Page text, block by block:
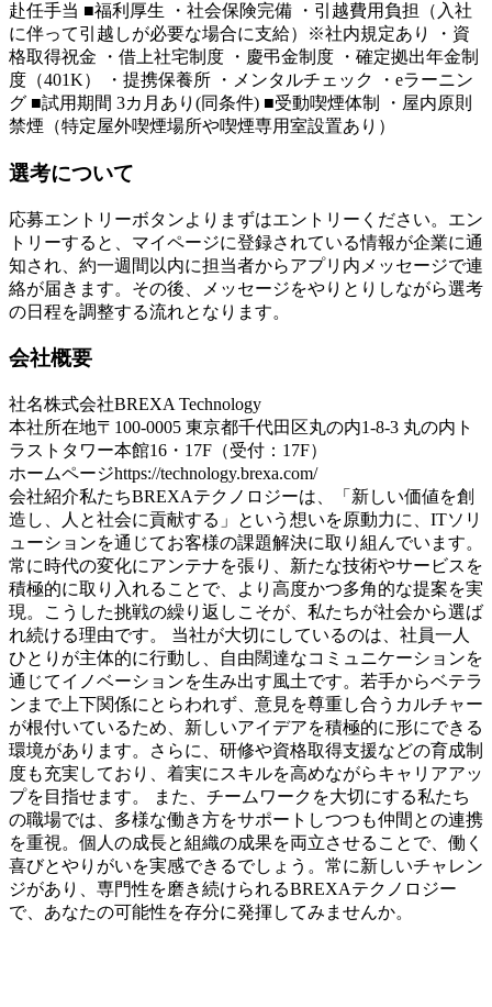
赴任手当 ■福利厚生 ・社会保険完備 ・引越費用負担（入社
に伴って引越しが必要な場合に支給）※社内規定あり ・資
格取得祝金 ・借上社宅制度 ・慶弔金制度 ・確定拠出年金制
度（401K） ・提携保養所 ・メンタルチェック ・eラーニン
グ ■試用期間 3カ月あり(同条件) ■受動喫煙体制 ・屋内原則
禁煙（特定屋外喫煙場所や喫煙専用室設置あり）
選考について
応募エントリーボタンよりまずはエントリーください。エン
トリーすると、マイページに登録されている情報が企業に通
知され、約一週間以内に担当者からアプリ内メッセージで連
絡が届きます。その後、メッセージをやりとりしながら選考
の日程を調整する流れとなります。
会社概要
社名株式会社BREXA Technology
本社所在地〒100-0005 東京都千代田区丸の内1-8-3 丸の内ト
ラストタワー本館16・17F（受付：17F）
ホームページhttps://technology.brexa.com/
会社紹介私たちBREXAテクノロジーは、「新しい価値を創
造し、人と社会に貢献する」という想いを原動力に、ITソリ
ューションを通じてお客様の課題解決に取り組んでいます。
常に時代の変化にアンテナを張り、新たな技術やサービスを
積極的に取り入れることで、より高度かつ多角的な提案を実
現。こうした挑戦の繰り返しこそが、私たちが社会から選ば
れ続ける理由です。 当社が大切にしているのは、社員一人
ひとりが主体的に行動し、自由闊達なコミュニケーションを
通じてイノベーションを生み出す風土です。若手からベテラ
ンまで上下関係にとらわれず、意見を尊重し合うカルチャー
が根付いているため、新しいアイデアを積極的に形にできる
環境があります。さらに、研修や資格取得支援などの育成制
度も充実しており、着実にスキルを高めながらキャリアアッ
プを目指せます。 また、チームワークを大切にする私たち
の職場では、多様な働き方をサポートしつつも仲間との連携
を重視。個人の成長と組織の成果を両立させることで、働く
喜びとやりがいを実感できるでしょう。常に新しいチャレン
ジがあり、専門性を磨き続けられるBREXAテクノロジー
で、あなたの可能性を存分に発揮してみませんか。